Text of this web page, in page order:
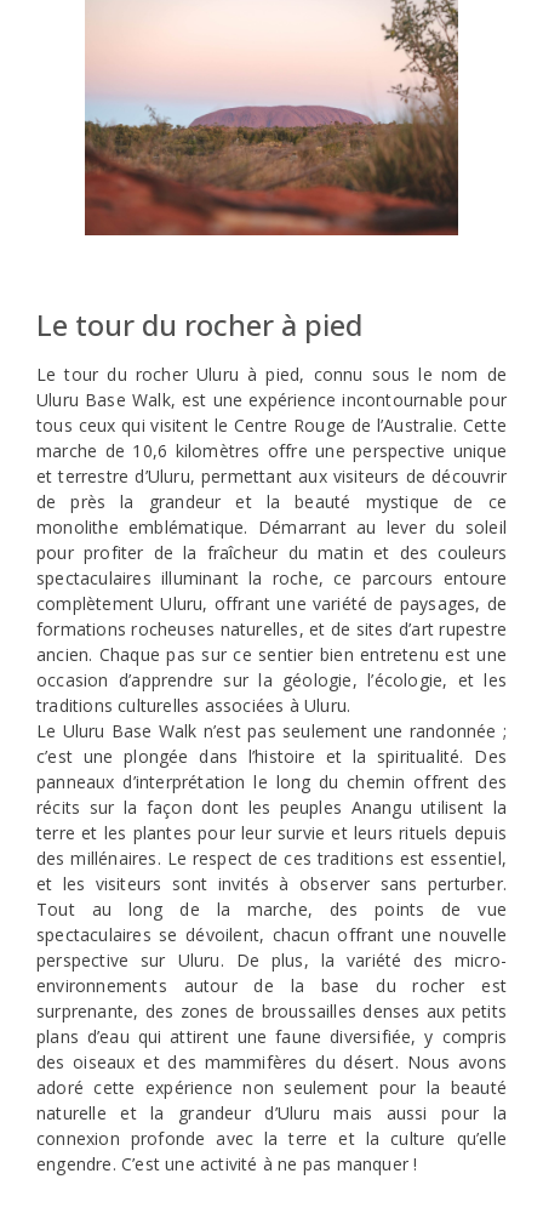
Le tour du rocher à pied
Le tour du rocher Uluru à pied, connu sous le nom de
Uluru Base Walk, est une expérience incontournable pour
tous ceux qui visitent le Centre Rouge de l’Australie. Cette
marche de 10,6 kilomètres offre une perspective unique
et terrestre d’Uluru, permettant aux visiteurs de découvrir
de près la grandeur et la beauté mystique de ce
monolithe emblématique. Démarrant au lever du soleil
pour profiter de la fraîcheur du matin et des couleurs
spectaculaires illuminant la roche, ce parcours entoure
complètement Uluru, offrant une variété de paysages, de
formations rocheuses naturelles, et de sites d’art rupestre
ancien. Chaque pas sur ce sentier bien entretenu est une
occasion d’apprendre sur la géologie, l’écologie, et les
traditions culturelles associées à Uluru.
Le Uluru Base Walk n’est pas seulement une randonnée ;
c’est une plongée dans l’histoire et la spiritualité. Des
panneaux d’interprétation le long du chemin offrent des
récits sur la façon dont les peuples Anangu utilisent la
terre et les plantes pour leur survie et leurs rituels depuis
des millénaires. Le respect de ces traditions est essentiel,
et les visiteurs sont invités à observer sans perturber.
Tout au long de la marche, des points de vue
spectaculaires se dévoilent, chacun offrant une nouvelle
perspective sur Uluru. De plus, la variété des micro-
environnements autour de la base du rocher est
surprenante, des zones de broussailles denses aux petits
plans d’eau qui attirent une faune diversifiée, y compris
des oiseaux et des mammifères du désert. Nous avons
adoré cette expérience non seulement pour la beauté
naturelle et la grandeur d’Uluru mais aussi pour la
connexion profonde avec la terre et la culture qu’elle
engendre. C’est une activité à ne pas manquer !